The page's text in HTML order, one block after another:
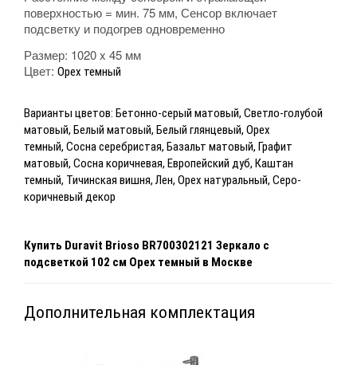
поверхностью = мин. 75 мм, Сенсор включает
подсветку и подогрев одновременно
Размер: 1020 x 45 мм
Цвет: Орех темный
Варианты цветов: Бетонно-серый матовый, Светло-голубой
матовый, Белый матовый, Белый глянцевый, Орех
темный, Сосна серебристая, Базальт матовый, Графит
матовый, Сосна коричневая, Европейский дуб, Каштан
темный, Тичинская вишня, Лен, Орех натуральный, Серо-
коричневый декор
Купить Duravit Brioso BR700302121 Зеркало с
подсветкой 102 см Орех темный в Москве
Дополнительная комплектация